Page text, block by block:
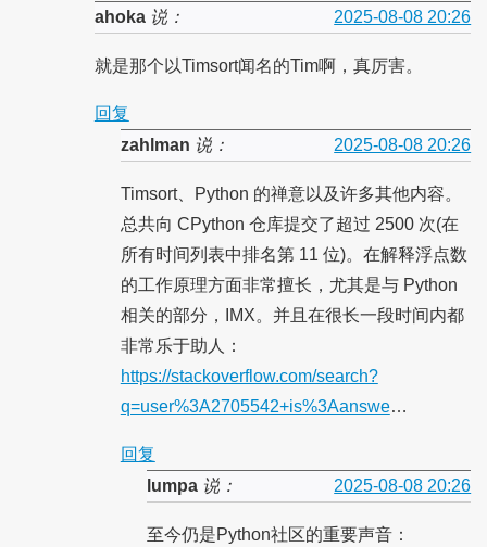
ahoka说： 2025-08-08 20:26
就是那个以Timsort闻名的Tim啊，真厉害。
回复
zahlman 说： 2025-08-08 20:26
Timsort、Python 的禅意以及许多其他内容。
总共向 CPython 仓库提交了超过 2500 次(在
所有时间列表中排名第 11 位)。在解释浮点数
的工作原理方面非常擅长，尤其是与 Python
相关的部分，IMX。并且在很长一段时间内都
非常乐于助人：
https://stackoverflow.com/search?
q=user%3A2705542+is%3Aanswe…
回复
lumpa说： 2025-08-08 20:26
至今仍是Python社区的重要声音：